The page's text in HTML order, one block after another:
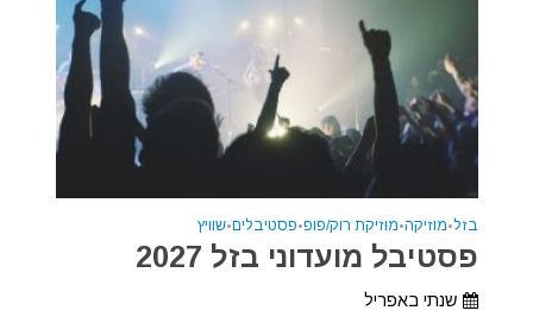
בזל•מוזיקה•מוזיקת רוק/פופ•פסטיבלים•שוויץ
פסטיבל מועדוני בזל 2027
שנתי באפריל